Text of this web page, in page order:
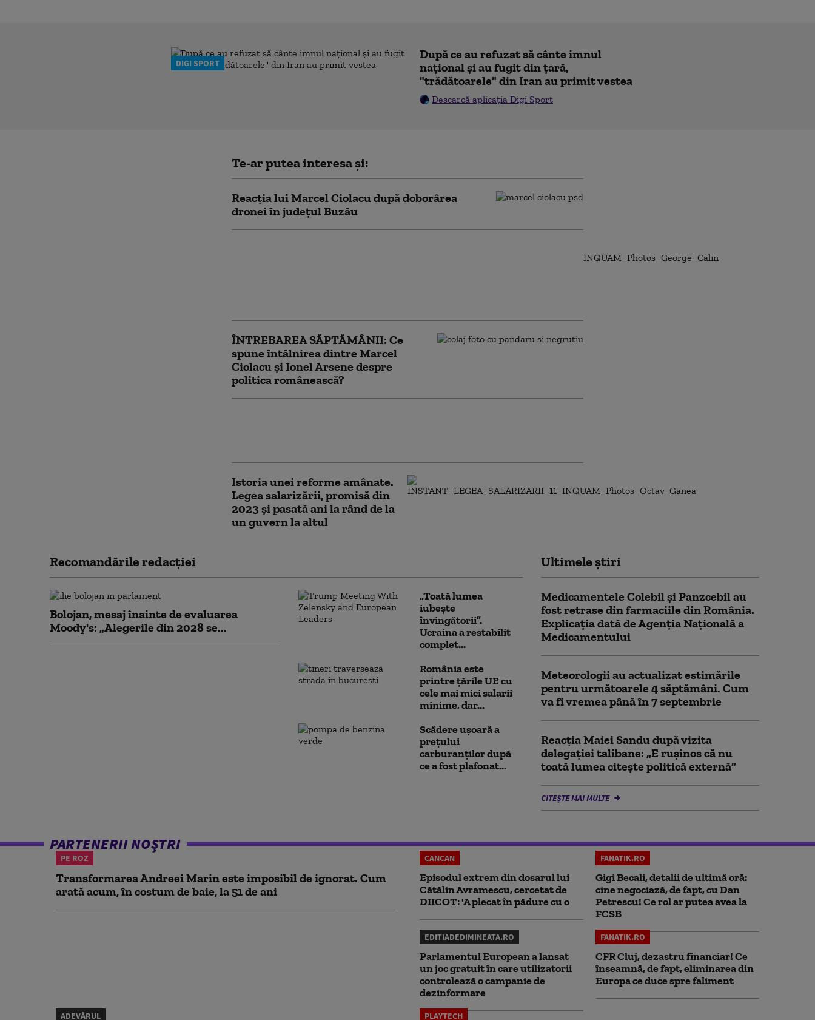
DIGI SPORT
După ce au refuzat să cânte imnul
naţional şi au fugit din ţară,
"trădătoarele" din Iran au primit vestea
Descarcă aplicația Digi Sport
Te-ar putea interesa și:
Reacția lui Marcel Ciolacu după doborârea
dronei în județul Buzău
ÎNTREBAREA SĂPTĂMÂNII: Ce
spune întâlnirea dintre Marcel
Ciolacu și Ionel Arsene despre
politica românească?
Istoria unei reforme amânate.
Legea salarizării, promisă din
2023 și pasată ani la rând de la
un guvern la altul
Recomandările redacţiei
Bolojan, mesaj înainte de evaluarea
Moody's: „Alegerile din 2028 se...
„Toată lumea
iubește
învingătorii”.
Ucraina a restabilit
complet...
România este
printre țările UE cu
cele mai mici salarii
minime, dar...
Scădere ușoară a
prețului
carburanților după
ce a fost plafonat...
Ultimele știri
Medicamentele Colebil și Panzcebil au
fost retrase din farmaciile din România.
Explicația dată de Agenția Națională a
Medicamentului
Meteorologii au actualizat estimările
pentru următoarele 4 săptămâni. Cum
va fi vremea până în 7 septembrie
Reacția Maiei Sandu după vizita
delegaţiei talibane: „E ruşinos că nu
toată lumea citeşte politică externă”
CITEȘTE MAI MULTE
PARTENERII NOȘTRI
PE ROZ
Transformarea Andreei Marin este imposibil de ignorat. Cum
arată acum, în costum de baie, la 51 de ani
CANCAN
Episodul extrem din dosarul lui
Cătălin Avramescu, cercetat de
DIICOT: 'A plecat în pădure cu o
FANATIK.RO
Gigi Becali, detalii de ultimă oră:
cine negociază, de fapt, cu Dan
Petrescu! Ce rol ar putea avea la
FCSB
EDITIADEDIMINEATA.RO
Parlamentul European a lansat
un joc gratuit în care utilizatorii
controlează o campanie de
dezinformare
FANATIK.RO
CFR Cluj, dezastru financiar! Ce
înseamnă, de fapt, eliminarea din
Europa ce duce spre faliment
ADEVĂRUL PLAYTECH